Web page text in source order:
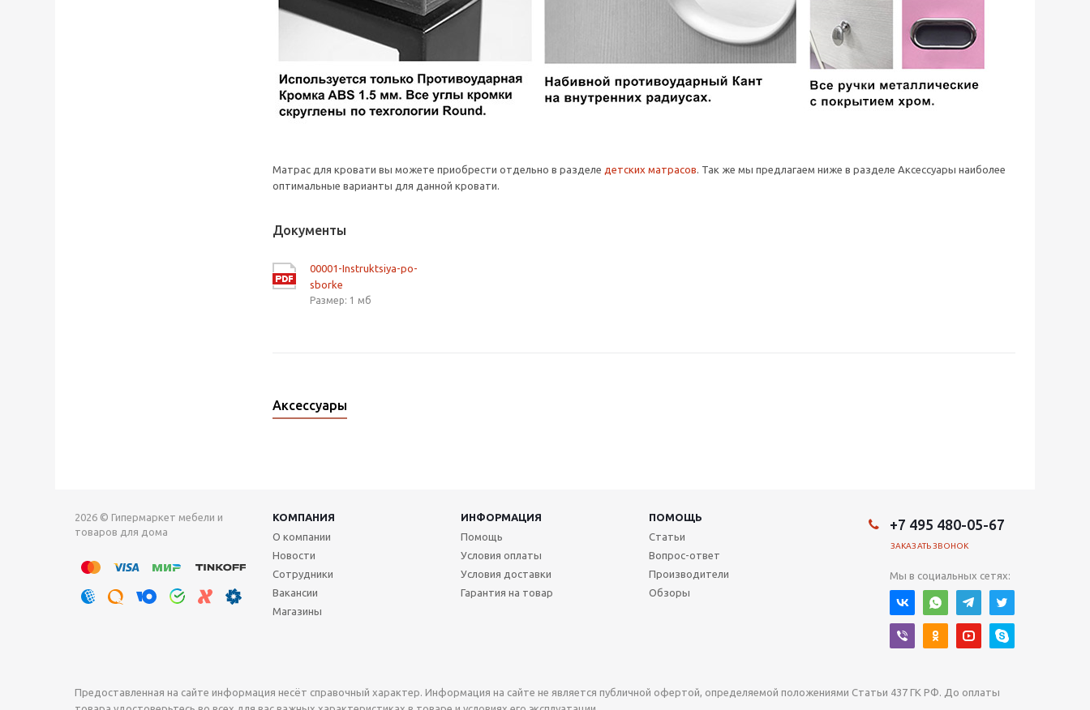
Матрас для кровати вы можете приобрести отдельно в разделе детских матрасов. Так же мы предлагаем ниже в разделе Аксессуары наиболее
оптимальные варианты для данной кровати.
Документы
00001-Instruktsiya-po-
sborke
Размер: 1 мб
Аксессуары
2026 © Гипермаркет мебели и
товаров для дома
КОМПАНИЯ ИНФОРМАЦИЯ
ПОМОЩЬ
О компании
Новости
Сотрудники
Вакансии
Магазины
Помощь
Условия оплаты
Условия доставки
Гарантия на товар
Статьи
Вопрос-ответ
Производители
Обзоры
+7 495 480-05-67
ЗАКАЗАТЬ ЗВОНОК
Мы в социальных сетях:
Предоставленная на сайте информация несёт справочный характер. Информация на сайте не является публичной офертой, определяемой положениями Статьи 437 ГК РФ. До оплаты